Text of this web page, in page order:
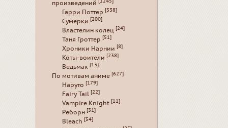
произведений [1245]
Гарри Поттер [538]
Сумерки [200]
Властелин колец [24]
Таня Гроттер [51]
Хроники Нарнии [8]
Коты-воители [238]
Ведьмак [13]
По мотивам аниме [627]
Наруто [179]
Fairy Tail [22]
Vampire Knight [11]
Реборн [31]
Bleach [54]